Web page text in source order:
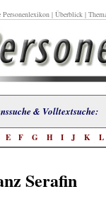
Personenlexikon| Überblick|
&
E F G H I J K L
Serafin